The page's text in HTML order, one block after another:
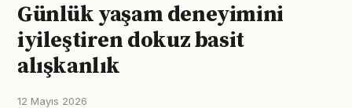
Günlük yaşam deneyimini
iyileştiren dokuz basit
alışkanlık
12 Mayıs 2026